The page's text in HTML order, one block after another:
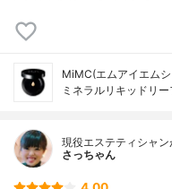
MiMC(エムアイエム
ミネラルリキッドリ
現役エステティシャ
さっちゃん